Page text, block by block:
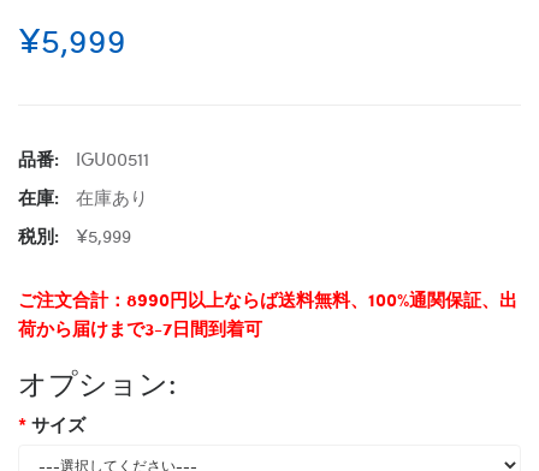
¥5,999
品番:
IGU00511
在庫:
在庫あり
税別:
¥5,999
ご注文合計：8990円以上ならば送料無料、100%通関保証、出
荷から届けまで3-7日間到着可
オプション:
サイズ